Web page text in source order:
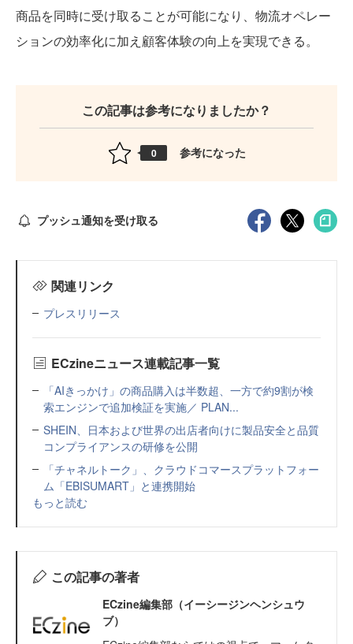
商品を同時に受け取ることが可能になり、物流オペレー
ションの効率化に加え顧客体験の向上を実現できる。
この記事は参考になりましたか？
0 参考になった
プッシュ通知を受け取る
関連リンク
プレスリリース
ECzineニュース連載記事一覧
「AIきっかけ」の商品購入は半数超、一方で約9割が検
索エンジンで追加検証を実施／ PLAN...
SHEIN、日本および世界の出店者向けに製品安全と品質
コンプライアンスの研修を公開
「チャネルトーク」、クラウドコマースプラットフォー
ム「EBISUMART」と連携開始
もっと読む
この記事の著者
ECzine編集部（イーシージンヘンシュウ
ブ）